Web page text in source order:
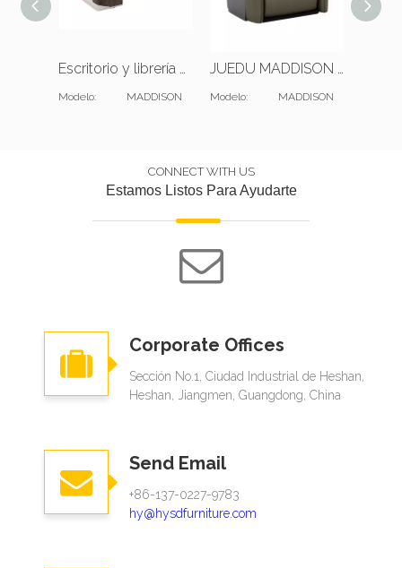
Escritorio y librería en forma de L de Office Executive
Modelo: MADDISON
JUEDU MADDISON Sofá de una plaza |Cojín estándar |Cuero verde oscuro
Modelo: MADDISON
CONNECT WITH US
Estamos Listos Para Ayudarte
Corporate Offices
Sección No.1, Ciudad Industrial de Heshan,
Heshan, Jiangmen, Guangdong, China
Send Email
+86-137-0227-9783
hy@hysdfurniture.com